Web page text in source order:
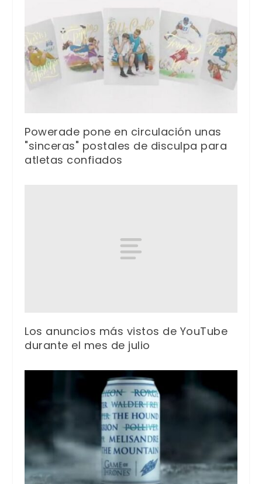
Powerade pone en circulación unas
"sinceras" postales de disculpa para
atletas confiados
Los anuncios más vistos de YouTube
durante el mes de julio